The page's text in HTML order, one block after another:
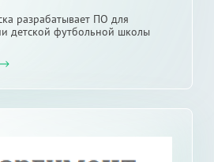
разрабатывает ПО для
детской футбольной школы